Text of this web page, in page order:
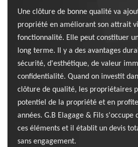
Une clôture de bonne qualité va
propriété en améliorant son attrait
fonctionnalité. Elle peut constituer
long terme. Il y a des avantages
sécurité, d'esthétique, de valeur
confidentialité. Quand on investit
clôture de qualité, les propriétaires
potentiel de la propriété et en
années. G.B Elagage & Fils
ces éléments et il établit un devis
sans engagement.